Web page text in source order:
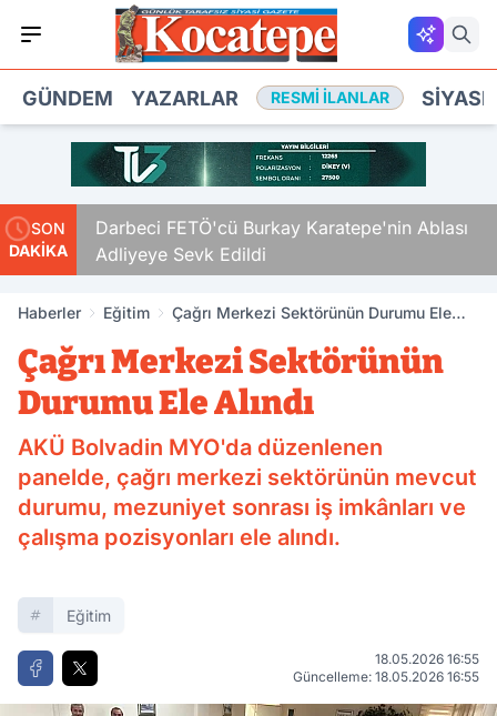
GÜNDEM YAZARLAR RESMI İLANLAR
SON
DAKİKA
Darbeci FETÖ'cü Burkay Karatepe'nin Ablası
Adliyeye Sevk Edildi
Haberler Eğitim
Çağrı Merkezi Sektörünün Durumu Ele
Çağrı Merkezi Sektörünün
Durumu Ele Alındı
AKÜ Bolvadin MYO'da düzenlenen
panelde, çağrı merkezi sektörünün mevcut
durumu, mezuniyet sonrası iş imkânları ve
çalışma pozisyonları ele alındı.
Eğitim
18.05.2026 16:55
Güncelleme: 18.05.2026 16:55